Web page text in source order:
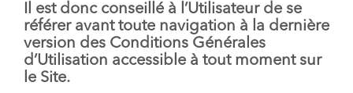
Il est donc conseillé à l’Utilisateur de se
référer avant toute navigation à la dernière
version des Conditions Générales
d’Utilisation accessible à tout moment sur
le Site.